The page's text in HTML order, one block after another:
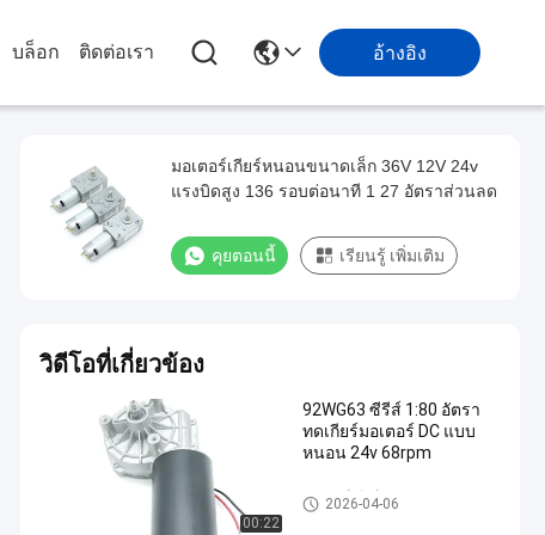
บล็อก ติดต่อเรา อ้างอิง
มอเตอร์เกียร์หนอนขนาดเล็ก 36V 12V 24v
แรงบิดสูง 136 รอบต่อนาที 1 27 อัตราส่วนลด
คุยตอนนี้ เรียนรู้ เพิ่มเติม
วิดีโอที่เกี่ยวข้อง
00:22
92WG63 ซีรีส์ 1:80 อัตรา
ทดเกียร์มอเตอร์ DC แบบ
หนอน 24v 68rpm
มอเตอร์เกียร์ DC Worm
2026-04-06